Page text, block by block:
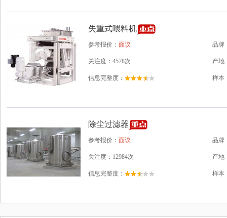
失重式喂料机
参考报价： 面议 品牌
关注度：4578次 产地
信息完整度： 样本
除尘过滤器
参考报价： 面议 品牌
关注度：12984次 产地
信息完整度： 样本